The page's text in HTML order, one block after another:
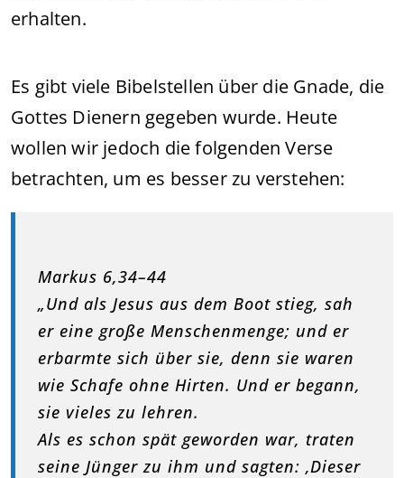
erhalten.
Es gibt viele Bibelstellen über die Gnade, die
Gottes Dienern gegeben wurde. Heute
wollen wir jedoch die folgenden Verse
betrachten, um es besser zu verstehen:
Markus 6,34–44
„Und als Jesus aus dem Boot stieg, sah
er eine große Menschenmenge; und er
erbarmte sich über sie, denn sie waren
wie Schafe ohne Hirten. Und er begann,
sie vieles zu lehren.
Als es schon spät geworden war, traten
seine Jünger zu ihm und sagten: ‚Dieser